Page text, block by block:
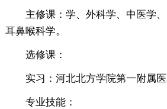
主修课：学、外科学、中医学
耳鼻喉科学。
选修课：
实习：河北北方学院第一附属医
专业技能：